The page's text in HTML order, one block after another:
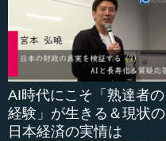
AI時代にこそ「熟達者の
経験」が生きる＆現状の
日本経済の実情は